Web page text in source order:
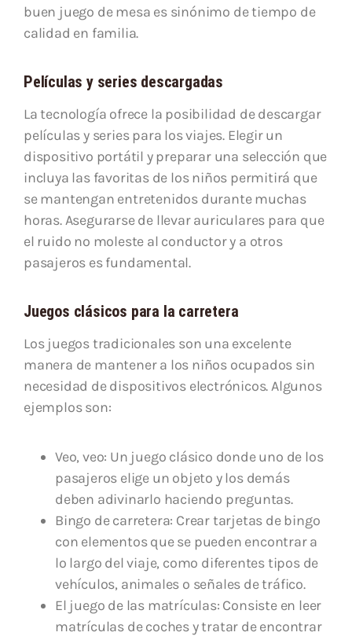
buen juego de mesa es sinónimo de tiempo de
calidad en familia.
Películas y series descargadas
La tecnología ofrece la posibilidad de descargar
películas y series para los viajes. Elegir un
dispositivo portátil y preparar una selección que
incluya las favoritas de los niños permitirá que
se mantengan entretenidos durante muchas
horas. Asegurarse de llevar auriculares para que
el ruido no moleste al conductor y a otros
pasajeros es fundamental.
Juegos clásicos para la carretera
Los juegos tradicionales son una excelente
manera de mantener a los niños ocupados sin
necesidad de dispositivos electrónicos. Algunos
ejemplos son:
Veo, veo: Un juego clásico donde uno de los
pasajeros elige un objeto y los demás
deben adivinarlo haciendo preguntas.
Bingo de carretera: Crear tarjetas de bingo
con elementos que se pueden encontrar a
lo largo del viaje, como diferentes tipos de
vehículos, animales o señales de tráfico.
El juego de las matrículas: Consiste en leer
matrículas de coches y tratar de encontrar